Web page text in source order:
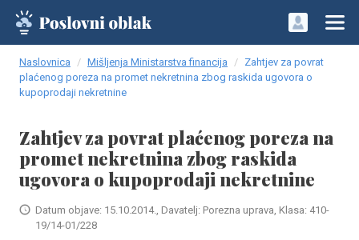
Naslovnica Mišljenja Ministarstva financija
Zahtjev za povrat
plaćenog poreza na promet nekretnina zbog raskida ugovora o
kupoprodaji nekretnine
Zahtjev za povrat plaćenog poreza na
promet nekretnina zbog raskida
ugovora o kupoprodaji nekretnine
Datum objave: 15.10.2014., Davatelj: Porezna uprava, Klasa: 410-
19/14-01/228